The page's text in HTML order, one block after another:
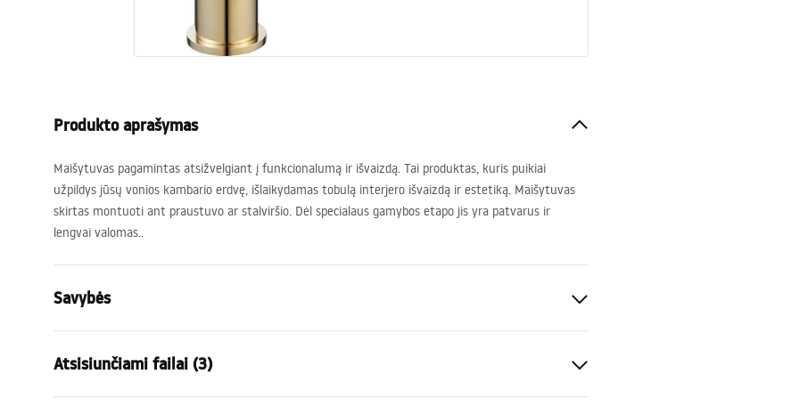
Produkto aprašymas
Maišytuvas pagamintas atsižvelgiant į funkcionalumą ir išvaizdą. Tai produktas, kuris puikiai
užpildys jūsų vonios kambario erdvę, išlaikydamas tobulą interjero išvaizdą ir estetiką. Maišytuvas
skirtas montuoti ant praustuvo ar stalviršio. Dėl specialaus gamybos etapo jis yra patvarus ir
lengvai valomas..
Savybės
Montavimo būdas
Spalva
Auksas
Atsisiunčiami failai (3)